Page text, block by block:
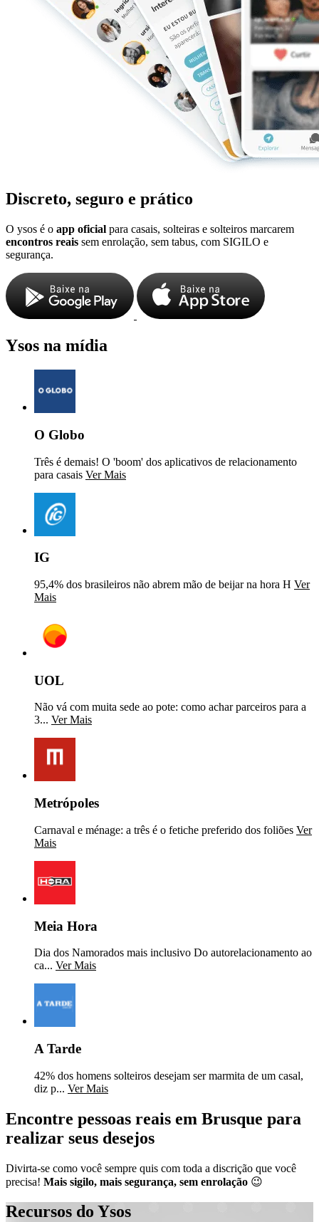
Discreto, seguro e prático
O ysos é o app oficial para casais, solteiras e solteiros marcarem
encontros reais sem enrolação, sem tabus, com SIGILO e
segurança.
Ysos na mídia
O Globo
Três é demais! O 'boom' dos aplicativos de relacionamento
para casais Ver Mais
IG
95,4% dos brasileiros não abrem mão de beijar na hora H Ver
Mais
UOL
Não vá com muita sede ao pote: como achar parceiros para a
3... Ver Mais
Metrópoles
Carnaval e ménage: a três é o fetiche preferido dos foliões Ver
Mais
Meia Hora
Dia dos Namorados mais inclusivo Do autorelacionamento ao
ca... Ver Mais
A Tarde
42% dos homens solteiros desejam ser marmita de um casal,
diz p... Ver Mais
Encontre pessoas reais em Brusque para
realizar seus desejos
Divirta-se como você sempre quis com toda a discrição que você
precisa! Mais sigilo, mais segurança, sem enrolação 😉
Recursos do Ysos